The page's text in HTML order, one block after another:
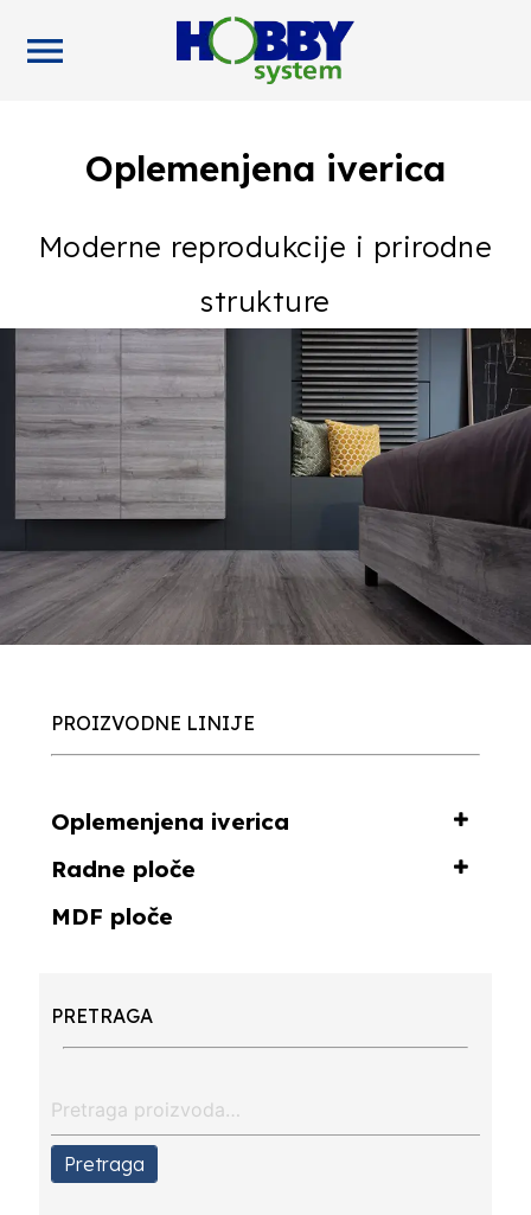
menu
Oplemenjena iverica
Moderne reprodukcije i prirodne
strukture
PROIZVODNE LINIJE
Oplemenjena iverica
Radne ploče
MDF ploče
PRETRAGA
for:
Pretraga